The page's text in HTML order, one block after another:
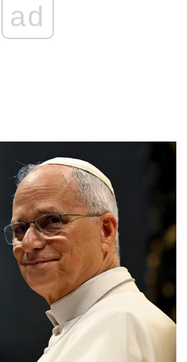
ad